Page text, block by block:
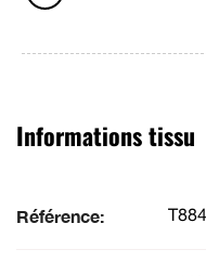
Informations tissu
Référence: